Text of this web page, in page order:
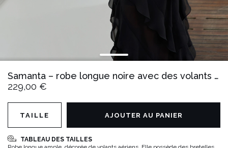
Samanta – robe longue noire avec des volants vaporeux
229,00 €
TABLEAU DES TAILLES
TAILLE AJOUTER AU PANIER